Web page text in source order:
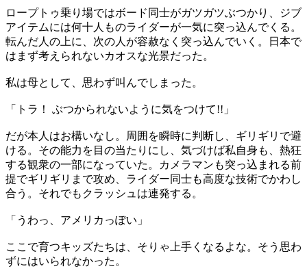
ロープトゥ乗り場ではボード同士がガツガツぶつかり、ジブ
アイテムには何十人ものライダーが一気に突っ込んでくる。
転んだ人の上に、次の人が容赦なく突っ込んでいく。日本で
はまず考えられないカオスな光景だった。
私は母として、思わず叫んでしまった。
「トラ！ ぶつかられないように気をつけて!!」
だが本人はお構いなし。周囲を瞬時に判断し、ギリギリで避
ける。その能力を目の当たりにし、気づけば私自身も、熱狂
する観衆の一部になっていた。カメラマンも突っ込まれる前
提でギリギリまで攻め、ライダー同士も高度な技術でかわし
合う。それでもクラッシュは連発する。
「うわっ、アメリカっぽい」
ここで育つキッズたちは、そりゃ上手くなるよな。そう思わ
ずにはいられなかった。